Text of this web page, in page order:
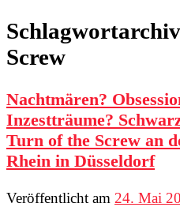
Screw
Nachtmären?
Inzestträume?
Turn of the Screw an
Rhein in Düsseldorf
Veröffentlicht am 24. Mai